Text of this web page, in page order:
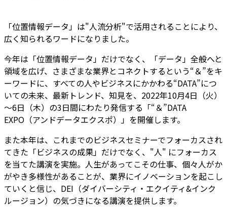
「位置情報データ」は"人流分析"で活用されることにより、
広く知られるワードになりました。
今年は「位置情報データ」だけでなく、「データ」全般へと
領域を広げ、さまざまな業界とコネクトするという“＆”をキ
ーワードに、すべての人やビジネスにかかわる“DATA”につ
いての未来、最新トレンド、知見を、2022年10月4日（火）
～6日（木）の3日間にわたり発信する「“＆”DATA
EXPO（アンドデータエクスポ）」を開催します。
また本年は、これまでのビジネスセミナーでフォーカスされ
てきた「ビジネスの成果」だけでなく、"人" にフォーカス
を当てた講演を実施。人生があってこその仕事、個々人がか
がやき多様性があることが、業界にイノベーションを起こし
ていくと信じ、DEI（ダイバーシティ・エクイティ&インク
ルージョン）の気づきになる講演を提供します。